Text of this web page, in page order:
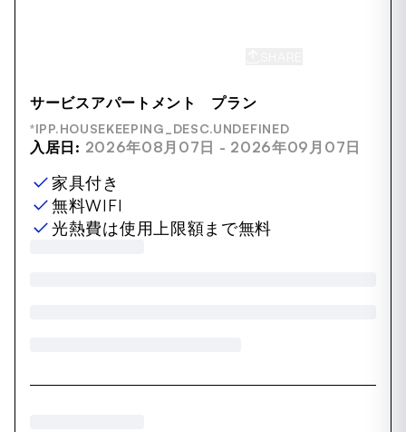
サービスアパートメント プラン
*IPP.HOUSEKEEPING_DESC.UNDEFINED
入居日: 2026年08月07日 - 2026年09月07日
家具付き
無料WIFI
光熱費は使用上限額まで無料